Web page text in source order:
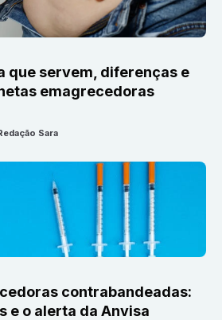
que servem, diferenças e
emagrecedoras
Sara
contrabandeadas:
e o alerta da Anvisa